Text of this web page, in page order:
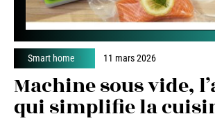
Smart home 11 mars 2026
Machine sous vide,
qui simplifie la